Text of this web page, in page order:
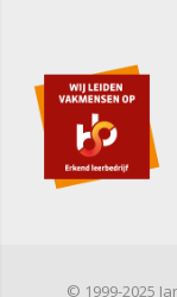
© 1999-2025